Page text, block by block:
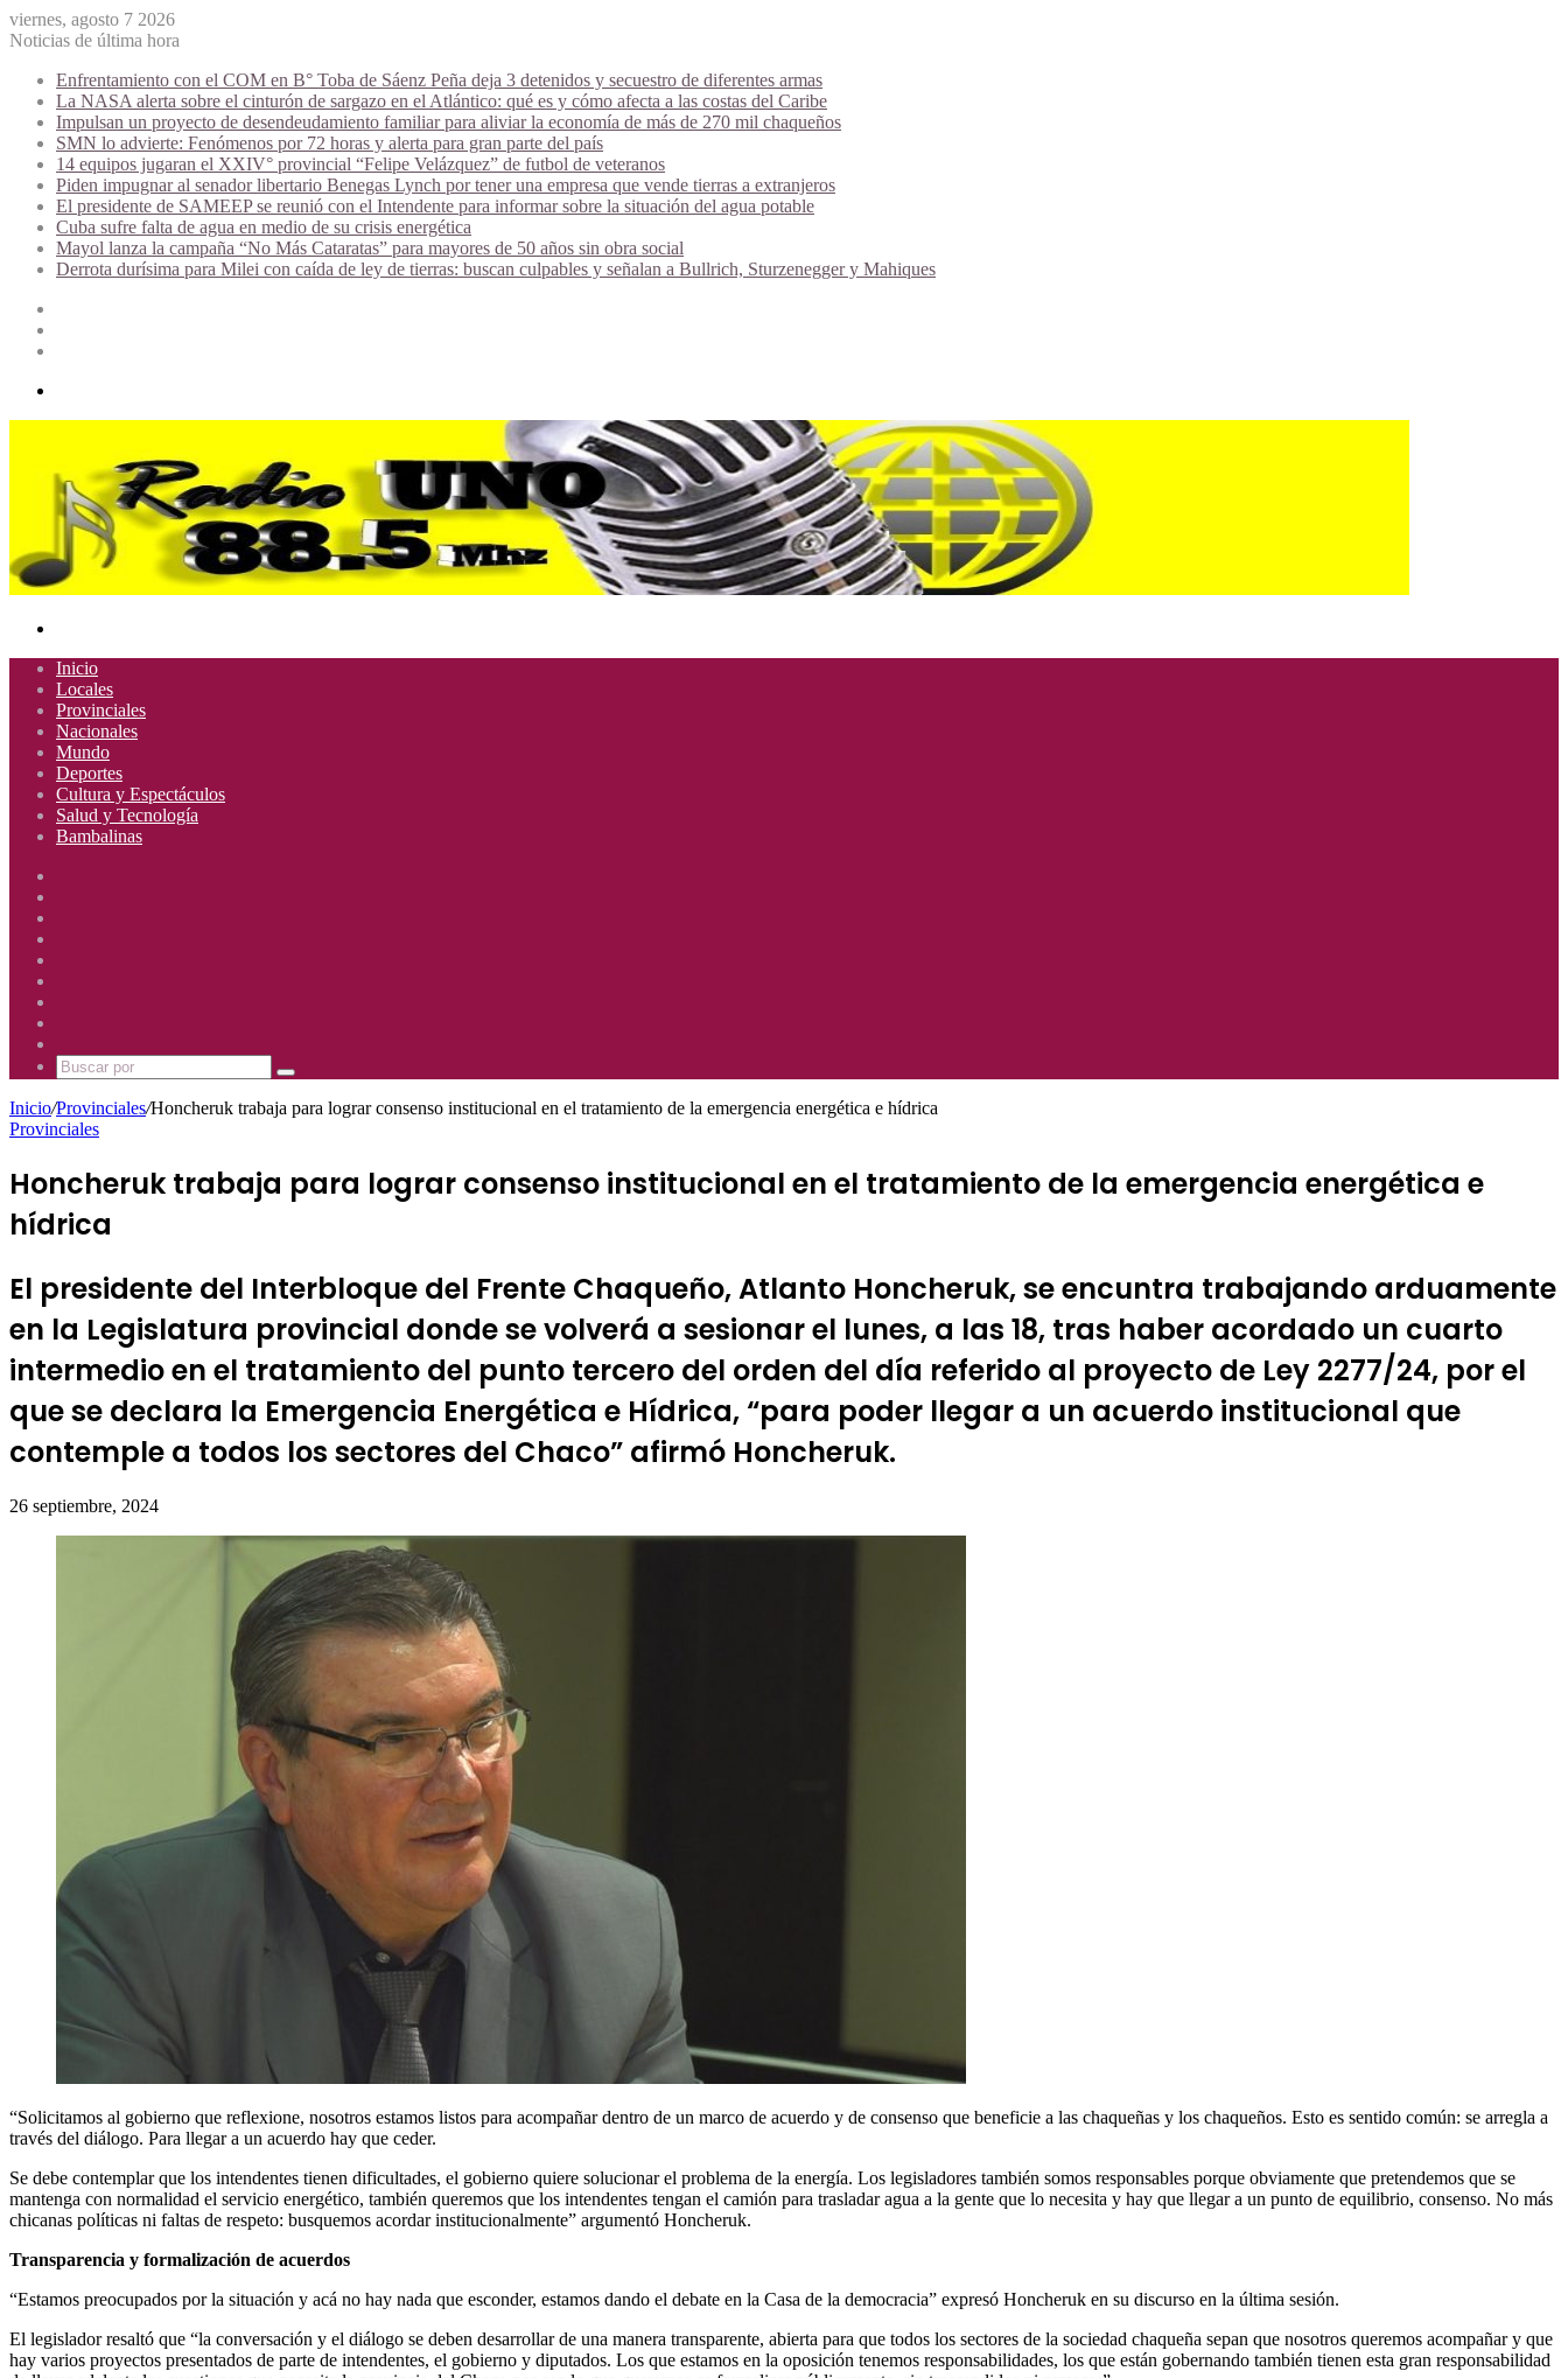
viernes, agosto 7 2026
Noticias de última hora
Enfrentamiento con el COM en B° Toba de Sáenz Peña deja 3 detenidos y secuestro de diferentes armas
La NASA alerta sobre el cinturón de sargazo en el Atlántico: qué es y cómo afecta a las costas del Caribe
Impulsan un proyecto de desendeudamiento familiar para aliviar la economía de más de 270 mil chaqueños
SMN lo advierte: Fenómenos por 72 horas y alerta para gran parte del país
14 equipos jugaran el XXIV° provincial “Felipe Velázquez” de futbol de veteranos
Piden impugnar al senador libertario Benegas Lynch por tener una empresa que vende tierras a extranjeros
El presidente de SAMEEP se reunió con el Intendente para informar sobre la situación del agua potable
Cuba sufre falta de agua en medio de su crisis energética
Mayol lanza la campaña “No Más Cataratas” para mayores de 50 años sin obra social
Derrota durísima para Milei con caída de ley de tierras: buscan culpables y señalan a Bullrich, Sturzenegger y Mahiques
Inicio
Locales
Provinciales
Nacionales
Mundo
Deportes
Cultura y Espectáculos
Salud y Tecnología
Bambalinas
Mhz
885
Mhz
Uno
885
Mhz
Buscar
Inicio/Provinciales/Honcheruk trabaja para lograr consenso institucional en el tratamiento de la emergencia energética e hídrica
Provinciales
Honcheruk trabaja para lograr consenso institucional en el tratamiento de la emergencia energética e
hídrica
El presidente del Interbloque del Frente Chaqueño, Atlanto Honcheruk, se encuntra trabajando arduamente
en la Legislatura provincial donde se volverá a sesionar el lunes, a las 18, tras haber acordado un cuarto
intermedio en el tratamiento del punto tercero del orden del día referido al proyecto de Ley 2277/24, por el
que se declara la Emergencia Energética e Hídrica, “para poder llegar a un acuerdo institucional que
contemple a todos los sectores del Chaco” afirmó Honcheruk.
26 septiembre, 2024
“Solicitamos al gobierno que reflexione, nosotros estamos listos para acompañar dentro de un marco de acuerdo y de consenso que beneficie a las chaqueñas y los chaqueños. Esto es sentido común: se arregla a
través del diálogo. Para llegar a un acuerdo hay que ceder.
Se debe contemplar que los intendentes tienen dificultades, el gobierno quiere solucionar el problema de la energía. Los legisladores también somos responsables porque obviamente que pretendemos que se
mantenga con normalidad el servicio energético, también queremos que los intendentes tengan el camión para trasladar agua a la gente que lo necesita y hay que llegar a un punto de equilibrio, consenso. No más
chicanas políticas ni faltas de respeto: busquemos acordar institucionalmente” argumentó Honcheruk.
Transparencia y formalización de acuerdos
“Estamos preocupados por la situación y acá no hay nada que esconder, estamos dando el debate en la Casa de la democracia” expresó Honcheruk en su discurso en la última sesión.
El legislador resaltó que “la conversación y el diálogo se deben desarrollar de una manera transparente, abierta para que todos los sectores de la sociedad chaqueña sepan que nosotros queremos acompañar y que
hay varios proyectos presentados de parte de intendentes, el gobierno y diputados. Los que estamos en la oposición tenemos responsabilidades, los que están gobernando también tienen esta gran responsabilidad